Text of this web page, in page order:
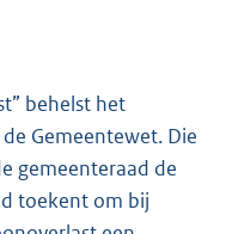
behelst het
Gemeentewet. Die
gemeenteraad de
toekent om bij